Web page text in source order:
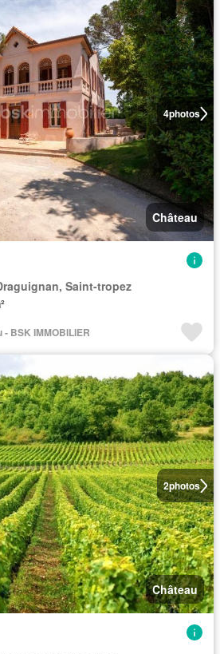
4photos
Château
Saint-tropez
BSK IMMOBILIER
2photos
Château